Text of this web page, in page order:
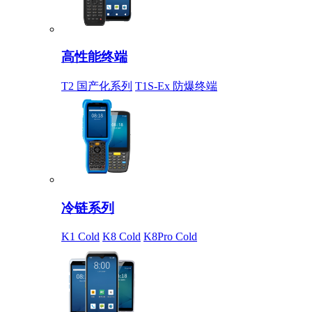
高性能终端
T2 国产化系列 T1S-Ex 防爆终端
冷链系列
K1 Cold K8 Cold K8Pro Cold